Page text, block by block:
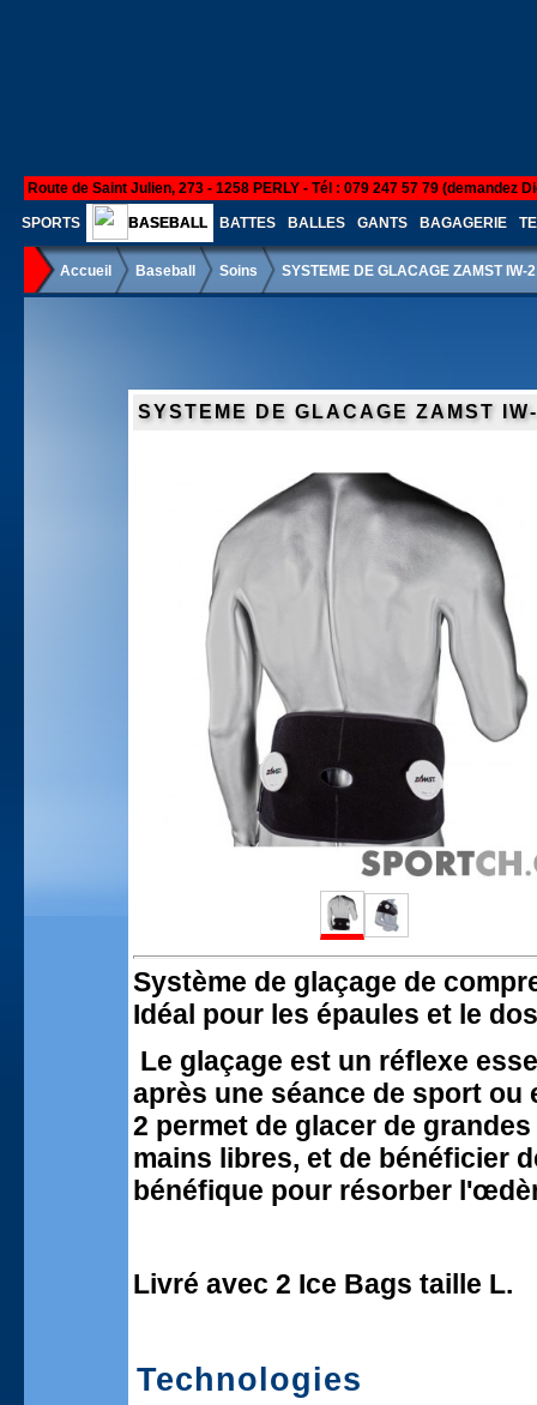
Route de Saint Julien, 273 - 1258 PERLY - Tél : 079 247 57 79 (demandez
SPORTS BASEBALL BATTES BALLES GANTS BAGAGERIE
Accueil Baseball Soins SYSTEME DE GLACAGE ZAMST IW-2
SYSTEME DE GLACAGE ZAMST
Système de glaçage de
Idéal pour les épaules et le dos
Le glaçage est un réflexe
après une séance de sport ou
2 permet de glacer de
mains libres, et de bénéficier
bénéfique pour résorber
Livré avec 2 Ice Bags taille L.
Technologies